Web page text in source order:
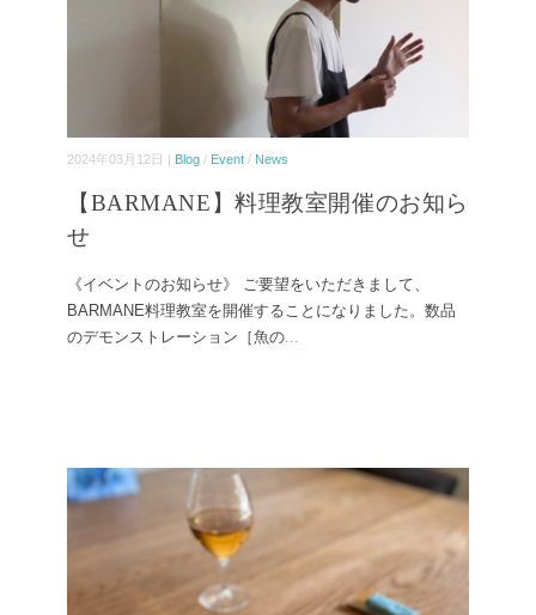
2024年03月12日 | Blog / Event / News
【BARMANE】料理教室開催のお知ら
せ
《イベントのお知らせ》 ご要望をいただきまして、
BARMANE料理教室を開催することになりました。数品
のデモンストレーション［魚の